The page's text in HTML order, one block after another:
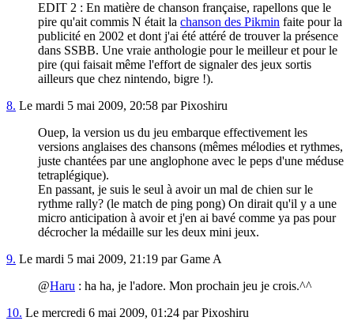
EDIT 2 : En matière de chanson française, rapellons que le
pire qu'ait commis N était la chanson des Pikmin faite pour la
publicité en 2002 et dont j'ai été attéré de trouver la présence
dans SSBB. Une vraie anthologie pour le meilleur et pour le
pire (qui faisait même l'effort de signaler des jeux sortis
ailleurs que chez nintendo, bigre !).
8. Le mardi 5 mai 2009, 20:58 par Pixoshiru
Ouep, la version us du jeu embarque effectivement les
versions anglaises des chansons (mêmes mélodies et rythmes,
juste chantées par une anglophone avec le peps d'une méduse
tetraplégique).
En passant, je suis le seul à avoir un mal de chien sur le
rythme rally? (le match de ping pong) On dirait qu'il y a une
micro anticipation à avoir et j'en ai bavé comme ya pas pour
décrocher la médaille sur les deux mini jeux.
9. Le mardi 5 mai 2009, 21:19 par Game A
@Haru : ha ha, je l'adore. Mon prochain jeu je crois.^^
10. Le mercredi 6 mai 2009, 01:24 par Pixoshiru